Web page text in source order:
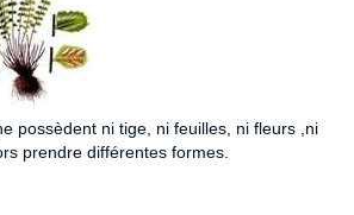
possèdent ni tige, ni feuilles, ni fleurs ,ni
prendre différentes formes.